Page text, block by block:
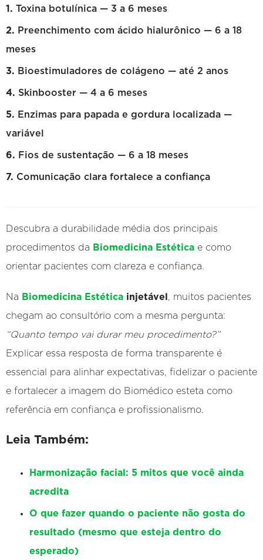
Toxina botulínica — 3 a 6 meses
Preenchimento com ácido hialurônico — 6 a 18
meses
Bioestimuladores de colágeno — até 2 anos
Skinbooster — 4 a 6 meses
Enzimas para papada e gordura localizada —
variável
Fios de sustentação — 6 a 18 meses
Comunicação clara fortalece a confiança
Descubra a durabilidade média dos principais
procedimentos da Biomedicina Estética e como
orientar pacientes com clareza e confiança.
Na Biomedicina Estética injetável , muitos pacientes
chegam ao consultório com a mesma pergunta:
“Quanto tempo vai durar meu procedimento?”
Explicar essa resposta de forma transparente é
essencial para alinhar expectativas, fidelizar o paciente
e fortalecer a imagem do Biomédico esteta como
referência em confiança e profissionalismo.
Leia Também:
Harmonização facial: 5 mitos que você ainda
acredita
O que fazer quando o paciente não gosta do
resultado (mesmo que esteja dentro do
esperado)